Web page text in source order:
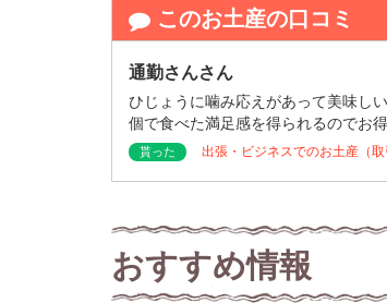
このお土産の口コミ
通勤さんさん
ひじょうに噛み応えがあって美味し
個で食べた満足感を得られるのでお
貰った 出張・ビジネスでのお土産（取
おすすめ情報